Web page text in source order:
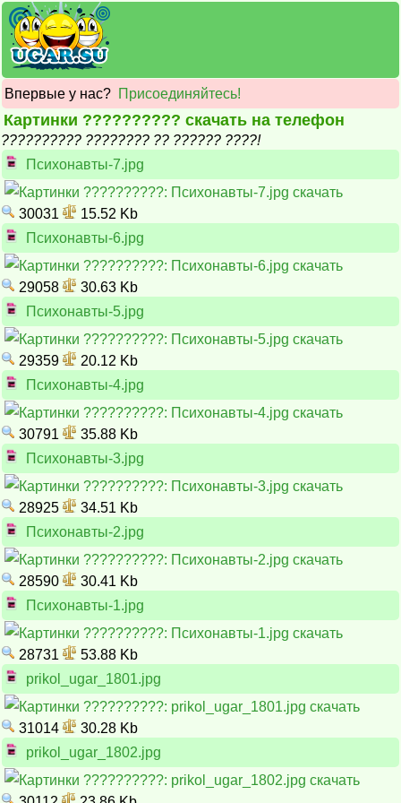
Впервые у нас? Присоединяйтесь!
Картинки ?????????? скачать на телефон
?????????? ???????? ?? ?????? ????!
Психонавты-7.jpg
30031
15.52 Kb
Психонавты-6.jpg
29058
30.63 Kb
Психонавты-5.jpg
29359
20.12 Kb
Психонавты-4.jpg
30791
35.88 Kb
Психонавты-3.jpg
28925
34.51 Kb
Психонавты-2.jpg
28590
30.41 Kb
Психонавты-1.jpg
28731
53.88 Kb
prikol_ugar_1801.jpg
31014
30.28 Kb
prikol_ugar_1802.jpg